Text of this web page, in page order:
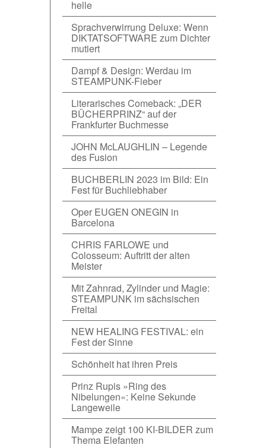
helle
Sprachverwirrung Deluxe: Wenn
DIKTATSOFTWARE zum Dichter
mutiert
Dampf & Design: Werdau im
STEAMPUNK-Fieber
Literarisches Comeback: „DER
BÜCHERPRINZ“ auf der
Frankfurter Buchmesse
JOHN McLAUGHLIN – Legende
des Fusion
BUCHBERLIN 2023 im Bild: Ein
Fest für Buchliebhaber
Oper EUGEN ONEGIN in
Barcelona
CHRIS FARLOWE und
Colosseum: Auftritt der alten
Meister
Mit Zahnrad, Zylinder und Magie:
STEAMPUNK im sächsischen
Freital
NEW HEALING FESTIVAL: ein
Fest der Sinne
Schönheit hat ihren Preis
Prinz Rupis »Ring des
Nibelungen«: Keine Sekunde
Langeweile
Mampe zeigt 100 KI-BILDER zum
Thema Elefanten